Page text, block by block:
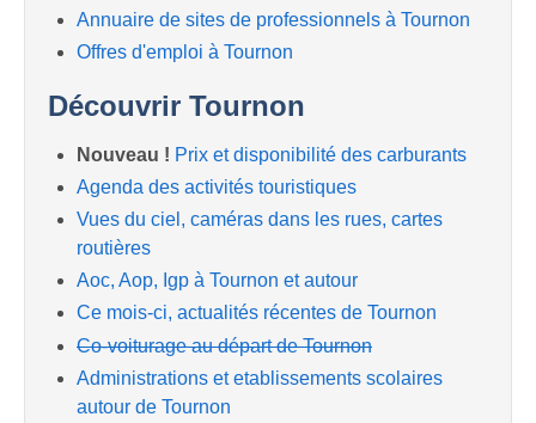
Annuaire de sites de professionnels à Tournon
Offres d'emploi à Tournon
Découvrir Tournon
Nouveau ! Prix et disponibilité des carburants
Agenda des activités touristiques
Vues du ciel, caméras dans les rues, cartes
routières
Aoc, Aop, Igp à Tournon et autour
Ce mois-ci, actualités récentes de Tournon
Co-voiturage au départ de Tournon
Administrations et etablissements scolaires
autour de Tournon